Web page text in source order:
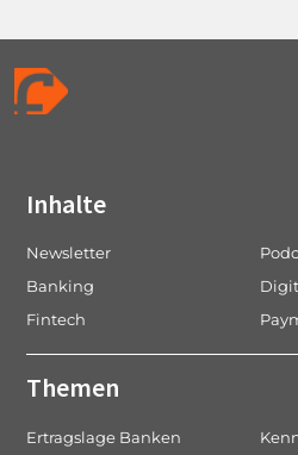
Inhalte
Newsletter
Banking
Fintech
Themen
Ertragslage Banken